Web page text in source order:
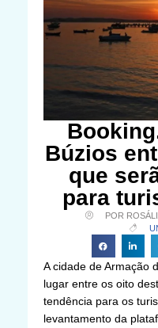
Búzios
que
para
POR
A cidade de Armação
lugar entre os oito
tendência para os
levantamento da